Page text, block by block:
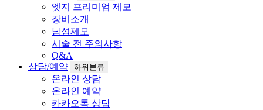
엣지 프리미엄 제모
장비소개
남성제모
시술 전 주의사항
Q&A
상담/예약
하위분류
온라인 상담
온라인 예약
카카오톡 상담